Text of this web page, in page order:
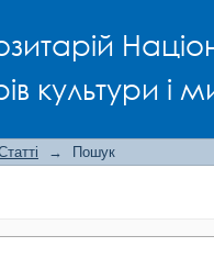
культури і
→ Пошук